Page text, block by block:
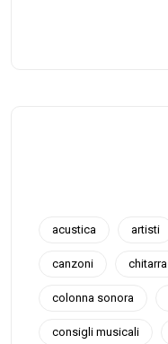
acustica artisti
canzoni chitarra
colonna sonora
consigli musicali